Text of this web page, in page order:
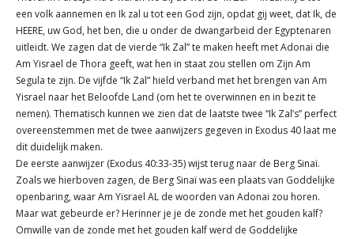
een volk aannemen en Ik zal u tot een God zijn, opdat gij weet, dat Ik, de
HEERE, uw God, het ben, die u onder de dwangarbeid der Egyptenaren
uitleidt. We zagen dat de vierde “Ik Zal” te maken heeft met Adonai die
Am Yisrael de Thora geeft, wat hen in staat zou stellen om Zijn Am
Segula te zijn. De vijfde “Ik Zal” hield verband met het brengen van Am
Yisrael naar het Beloofde Land (om het te overwinnen en in bezit te
nemen). Thematisch kunnen we zien dat de laatste twee “Ik Zal’s” perfect
overeenstemmen met de twee aanwijzers gegeven in Exodus 40 laat me
dit duidelijk maken.
De eerste aanwijzer (Exodus 40:33-35) wijst terug naar de Berg Sinaï.
Zoals we hierboven zagen, de Berg Sinaï was een plaats van Goddelijke
openbaring, waar Am Yisrael AL de woorden van Adonai zou horen.
Maar wat gebeurde er? Herinner je je de zonde met het gouden kalf?
Omwille van de zonde met het gouden kalf werd de Goddelijke